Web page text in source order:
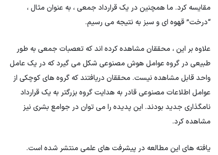
مقایسه کرد. ما همچنین در یک قرارداد جمعی ، به عنوان مثال ،
“درخت” قهوه ای و سبز به نتیجه می رسیم.
علاوه بر این ، محققان مشاهده کرده اند که تعصبات جمعی به طور
طبیعی در گروه عوامل هوش مصنوعی شکل می گیرد که در یک عامل
واحد قابل مشاهده نیست. محققان دریافتند که گروه های کوچکی از
عوامل اطلاعات مصنوعی قادر به هدایت گروه بزرگتر به یک قرارداد
نامگذاری جدید بودند. این پدیده را می توان در جوامع بشری نیز
مشاهده کرد.
یافته های این مطالعه در پیشرفت های علمی منتشر شده است.